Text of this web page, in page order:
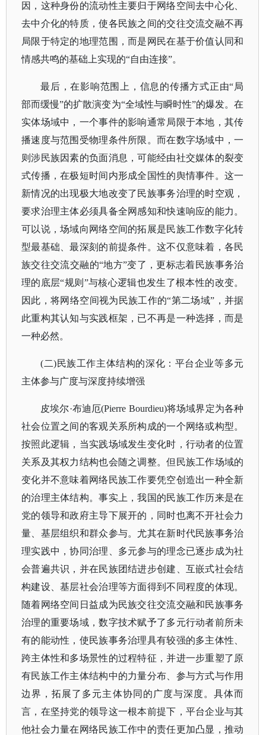
因，这种身份的流动性主要归于网络空间去中心化、
去中介化的特质，使各民族之间的交往交流交融不再
局限于特定的地理范围，而是网民在基于价值认同和
情感共鸣的基础上实现的“自由连接”。
最后，在影响范围上，信息的传播方式正由“局
部而缓慢”的扩散演变为“全域性与瞬时性”的爆发。在
实体场域中，一个事件的影响通常局限于本地，其传
播速度与范围受物理条件所限。而在数字场域中，一
则涉民族因素的负面消息，可能经由社交媒体的裂变
式传播，在极短时间内形成全国性的舆情事件。这一
新情况的出现极大地改变了民族事务治理的时空观，
要求治理主体必须具备全网感知和快速响应的能力。
可以说，场域向网络空间的拓展是民族工作数字化转
型最基础、最深刻的前提条件。这不仅意味着，各民
族交往交流交融的“地方”变了，更标志着民族事务治
理的底层“规则”与核心逻辑也发生了根本性的改变。
因此，将网络空间视为民族工作的“第二场域”，并据
此重构其认知与实践框架，已不再是一种选择，而是
一种必然。
(二)民族工作主体结构的深化：平台企业等多元
主体参与广度与深度持续增强
皮埃尔·布迪厄(Pierre Bourdieu)将场域界定为各种
社会位置之间的客观关系所构成的一个网络或构型。
按照此逻辑，当实践场域发生变化时，行动者的位置
关系及其权力结构也会随之调整。但民族工作场域的
变化并不意味着网络民族工作要凭空创造出一种全新
的治理主体结构。事实上，我国的民族工作历来是在
党的领导和政府主导下展开的，同时也离不开社会力
量、基层组织和群众参与。尤其在新时代民族事务治
理实践中，协同治理、多元参与的理念已逐步成为社
会普遍共识，并在民族团结进步创建、互嵌式社会结
构建设、基层社会治理等方面得到不同程度的体现。
随着网络空间日益成为民族交往交流交融和民族事务
治理的重要场域，数字技术赋予了多元行动者前所未
有的能动性，使民族事务治理具有较强的多主体性、
跨主体性和多场景性的过程特征，并进一步重塑了原
有民族工作主体结构中的力量分布、参与方式与作用
边界，拓展了多元主体协同的广度与深度。具体而
言，在坚持党的领导这一根本前提下，平台企业与其
他社会力量在网络民族工作中的责任更加凸显，推动